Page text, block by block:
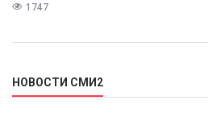
1747
НОВОСТИ СМИ2